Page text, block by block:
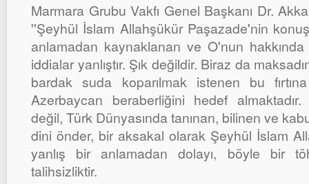
Marmara Grubu Vakfı Genel Başkanı Dr.
''Şeyhül İslam Allahşükür Paşazade'nin
anlamadan kaynaklanan ve O'nun hakkında
iddialar yanlıştır. Şık değildir. Biraz da
bardak suda koparılmak istenen bu
Azerbaycan beraberliğini hedef almaktadır.
değil, Türk Dünyasında tanınan, bilinen ve
dini önder, bir aksakal olarak Şeyhül İslam
yanlış bir anlamadan dolayı, böyle bir
talihsizliktir.